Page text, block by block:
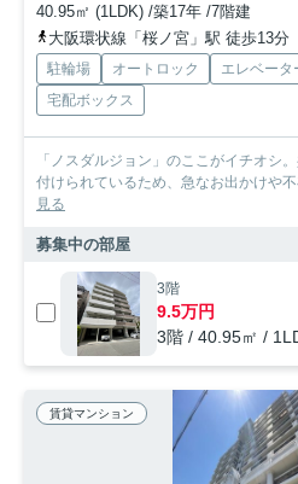
40.95㎡ (1LDK) /築17年 /7階建
大阪環状線「桜ノ宮」駅 徒歩13分
駐輪場 オートロック エレベータ
宅配ボックス
「ノスダルジョン」のここがイチオシ
付けられているため、急なお出かけや
見る
募集中の部屋
3階
9.5万円
3階 / 40.95㎡ /
賃貸マンション